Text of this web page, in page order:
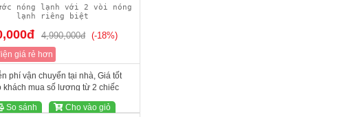
nóng lạnh với 2 vòi nóng
lạnh riêng biệt
4,990,000đ (-18%)
giá rẻ hơn
phí vận chuyển tại nhà, Giá tốt
khách mua số lượng từ 2 chiếc
So sánh Cho vào giỏ